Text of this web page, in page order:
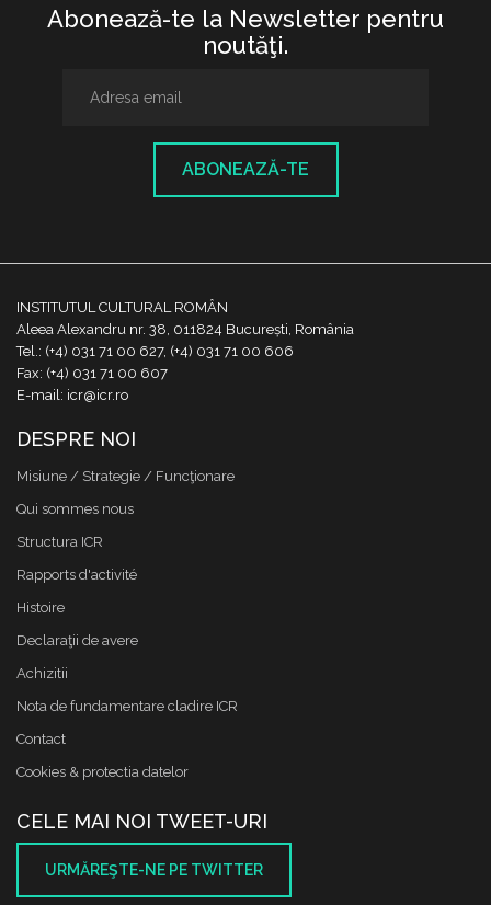
Abonează-te la Newsletter pentru
noutăţi.
ABONEAZĂ-TE
INSTITUTUL CULTURAL ROMÂN
Aleea Alexandru nr. 38, 011824 București, România
Tel.: (+4) 031 71 00 627, (+4) 031 71 00 606
Fax: (+4) 031 71 00 607
E-mail: icr@icr.ro
DESPRE NOI
Misiune / Strategie / Funcţionare
Qui sommes nous
Structura ICR
Rapports d'activité
Histoire
Declaraţii de avere
Achizitii
Nota de fundamentare cladire ICR
Contact
Cookies & protectia datelor
CELE MAI NOI TWEET-URI
URMĂREŞTE-NE PE TWITTER